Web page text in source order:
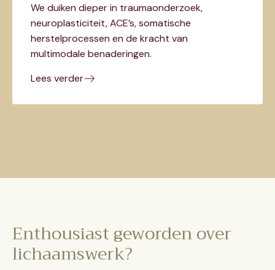
We duiken dieper in traumaonderzoek,
neuroplasticiteit, ACE’s, somatische
herstelprocessen en de kracht van
multimodale benaderingen.
Lees verder
Enthousiast geworden over
lichaamswerk?